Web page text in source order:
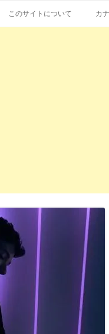
和訳、英語
このサイトについて カ